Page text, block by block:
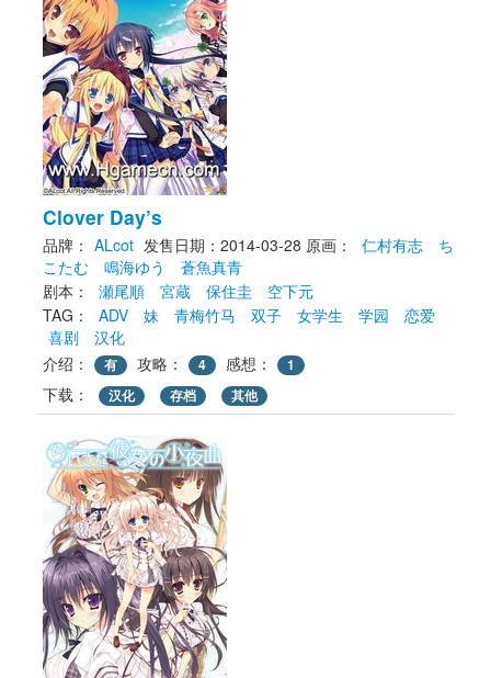
Clover Day’s
品牌： ALcot 发售日期：2014-03-28 原画： 仁村有志
ち
こたむ
鳴海ゆう
蒼魚真青
剧本：
瀬尾順 宮蔵 保住圭
空下元
TAG：
ADV 妹 青梅竹马 双子 女学生 学园
恋爱
喜剧
汉化
介绍：
有 攻略： 4 感想： 1
下载： 汉化 存档 其他